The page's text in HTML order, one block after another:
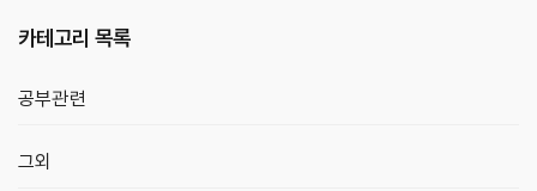
카테고리 목록
공부관련
그외